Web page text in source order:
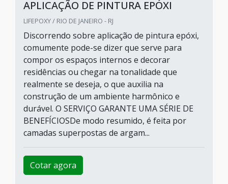
APLICAÇÃO DE PINTURA EPÓXI
LIFEPOXY / RIO DE JANEIRO - RJ
Discorrendo sobre aplicação de pintura epóxi,
comumente pode-se dizer que serve para
compor os espaços internos e decorar
residências ou chegar na tonalidade que
realmente se deseja, o que auxilia na
construção de um ambiente harmônico e
durável. O SERVIÇO GARANTE UMA SÉRIE DE
BENEFÍCIOSDe modo resumido, é feita por
camadas superpostas de argam...
Cotar agora